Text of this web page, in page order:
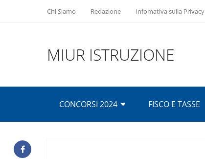
Chi Siamo Redazione Infomativa sulla Privacy
MIUR ISTRUZIONE
CONCORSI 2024 FISCO E TASSE